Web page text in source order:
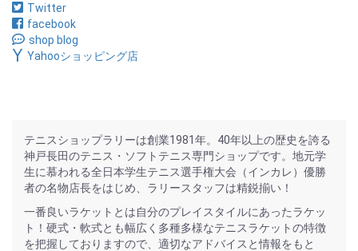
Twitter
facebook
shop blog
Yahooショッピング店
テニスショップラリーは創業1981年。40年以上の歴史を誇る
神戸長田のテニス・ソフトテニス専門ショップです。地元学
生に慕われる全日本学生テニス選手権大会（インカレ）優勝
者の名物店長をはじめ、ラリースタッフは精鋭揃い！
一番良いラケットとは自分のプレイスタイルにあったラケッ
ト！硬式・軟式とも幅広く多種多様なテニスラケットの特徴
を把握しておりますので、適切なアドバイスと情報をもと